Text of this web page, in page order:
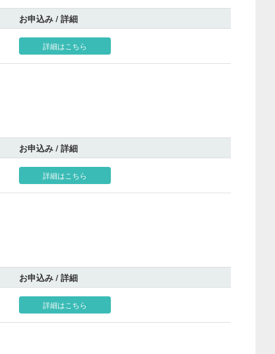
お申込み / 詳細
詳細はこちら
お申込み / 詳細
詳細はこちら
お申込み / 詳細
詳細はこちら